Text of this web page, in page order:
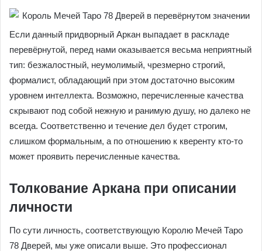
Если данный придворный Аркан выпадает в раскладе
перевёрнутой, перед нами оказывается весьма неприятный
тип: безжалостный, неумолимый, чрезмерно строгий,
формалист, обладающий при этом достаточно высоким
уровнем интеллекта. Возможно, перечисленные качества
скрывают под собой нежную и ранимую душу, но далеко не
всегда. Соответственно и течение дел будет строгим,
слишком формальным, а по отношению к кверенту кто-то
может проявить перечисленные качества.
Толкование Аркана при описании
личности
По сути личность, соответствующую Королю Мечей Таро
78 Дверей, мы уже описали выше. Это профессионал